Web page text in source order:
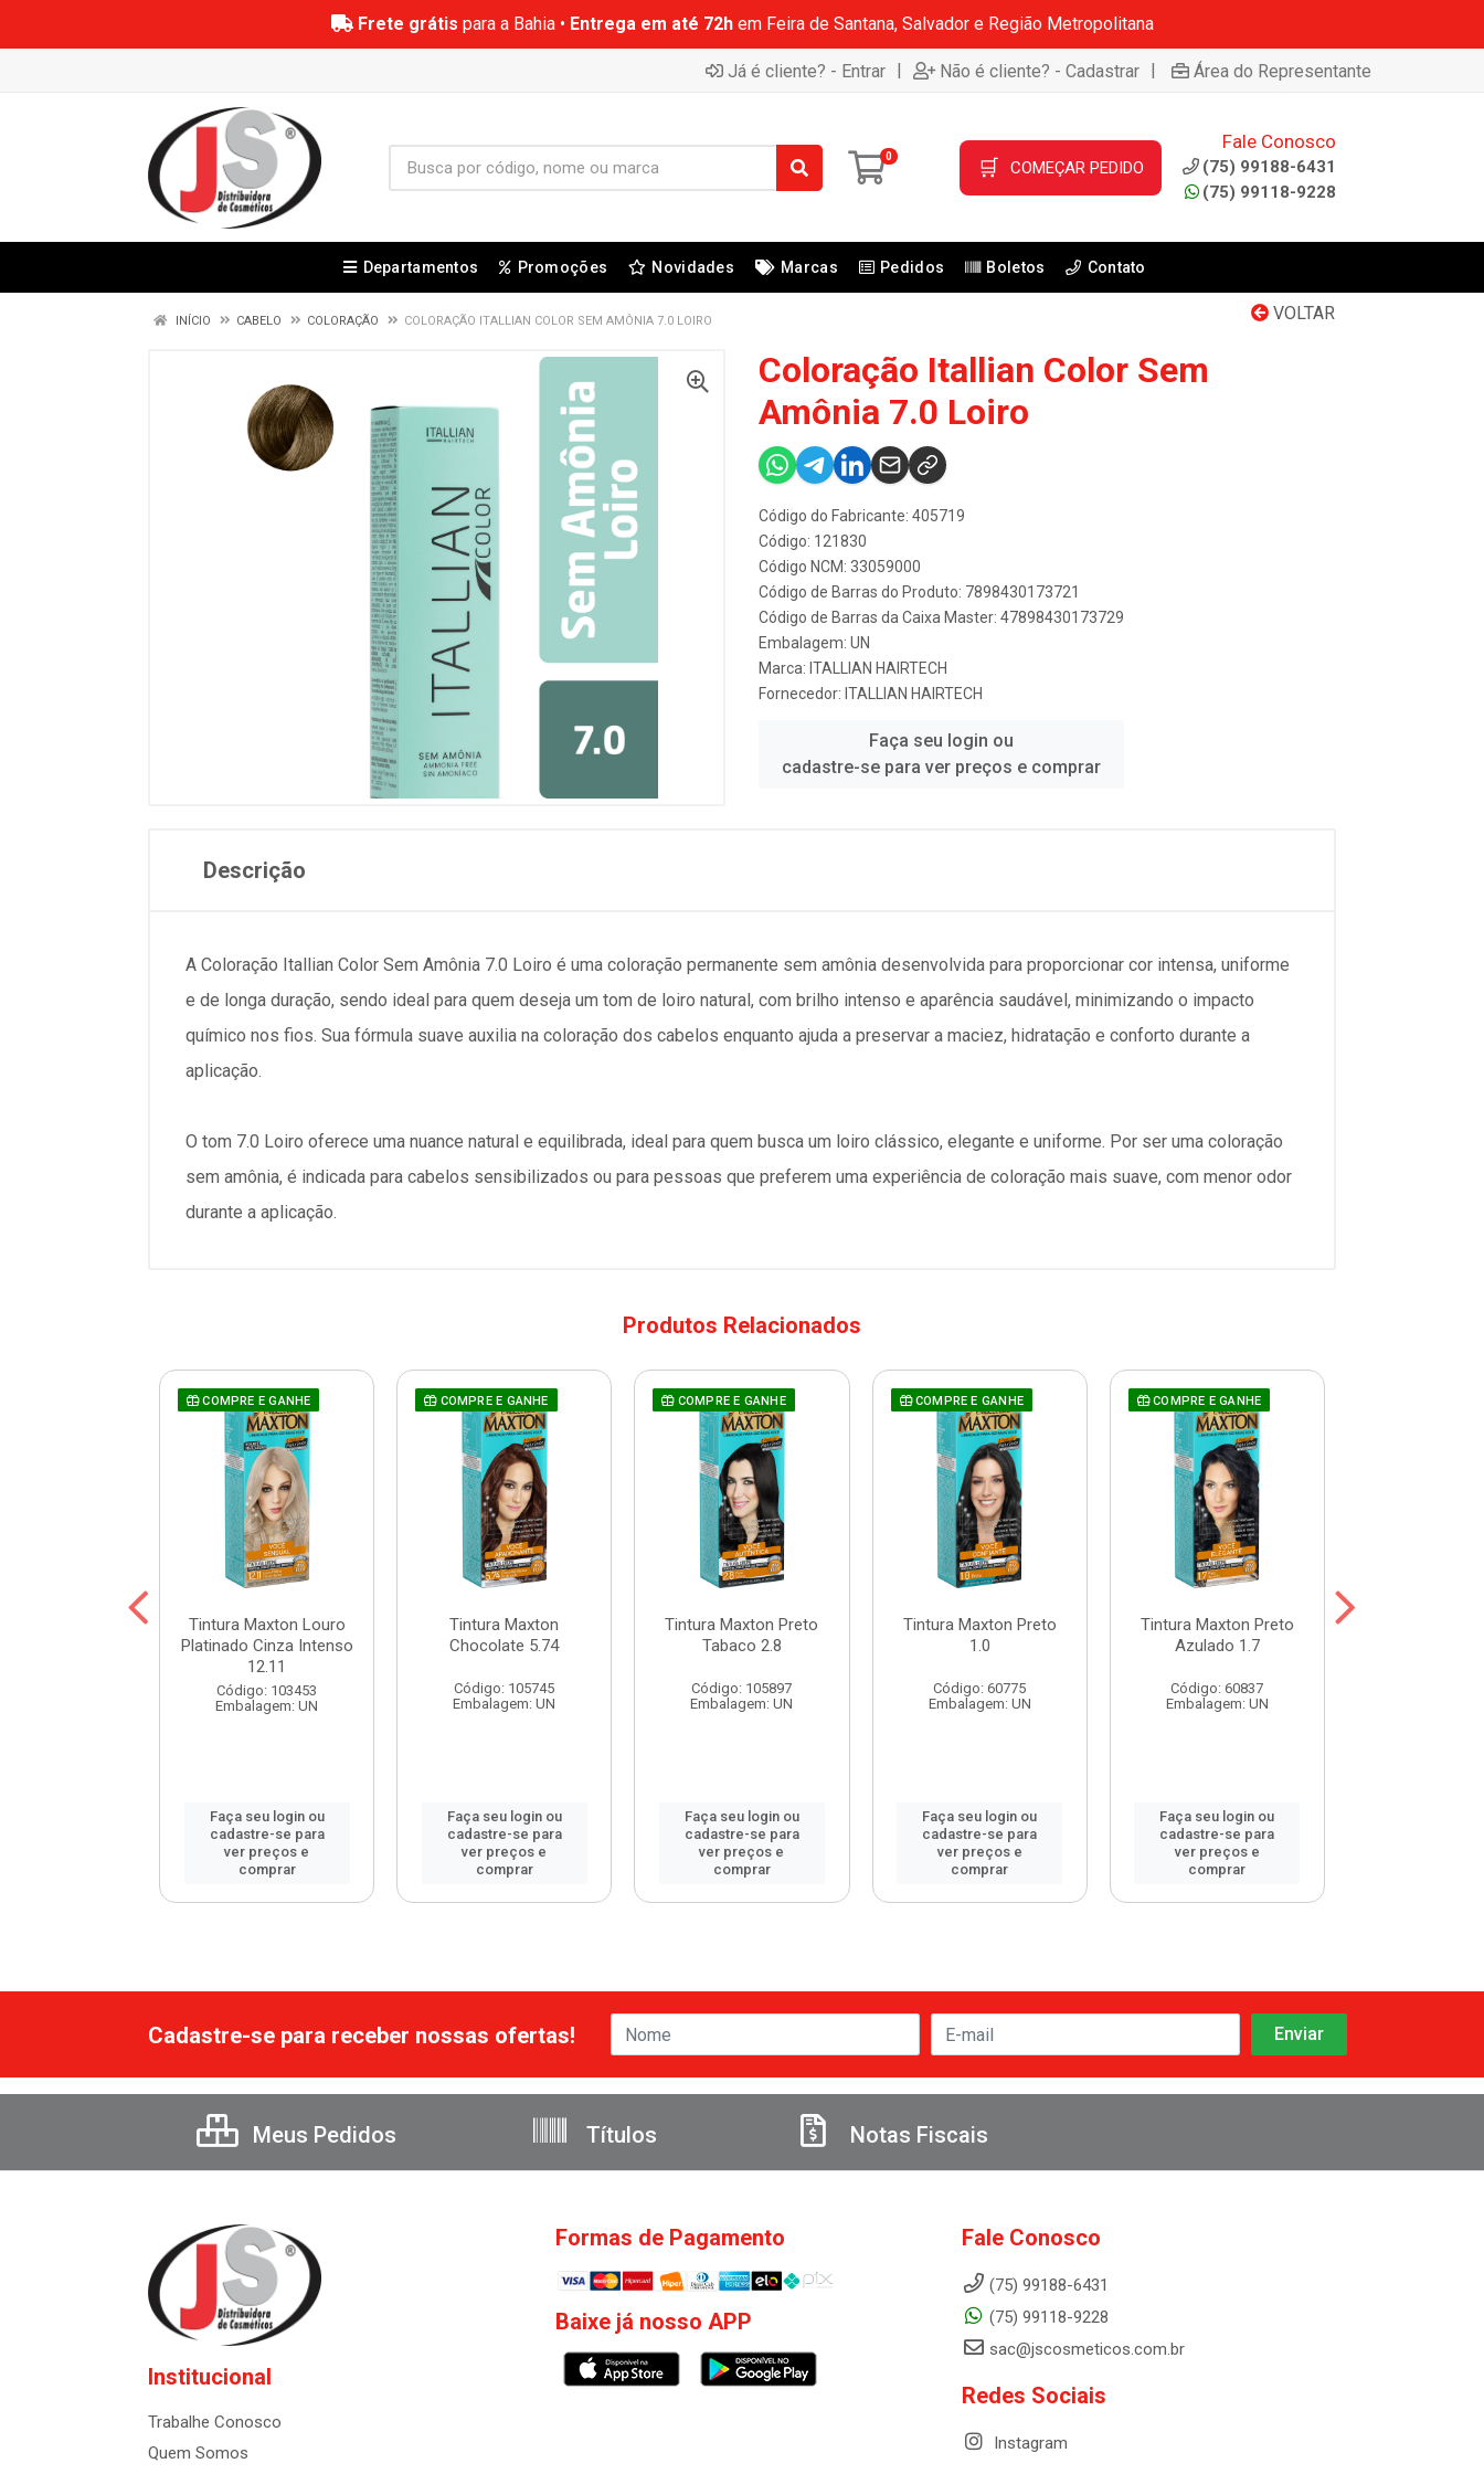
Frete grátis para a Bahia • Entrega em até 72hem Feira de Santana, Salvador e Região Metropolitana
Já é cliente? - Entrar | Não é cliente? - Cadastrar | Área do Representante
0 🛒 COMEÇAR PEDIDO
Fale Conosco
(75) 99188-6431
(75) 99118-9228
Departamentos Promoções Novidades Marcas Pedidos Boletos Contato
VOLTAR
INÍCIO CABELO COLORAÇÃO COLORAÇÃO ITALLIAN COLOR SEM AMÔNIA 7.0 LOIRO
Coloração Itallian Color Sem
Amônia 7.0 Loiro
Código do Fabricante: 405719
Código: 121830
Código NCM: 33059000
Código de Barras do Produto: 7898430173721
Código de Barras da Caixa Master: 47898430173729
Embalagem: UN
Marca: ITALLIAN HAIRTECH
Fornecedor: ITALLIAN HAIRTECH
Faça seu login ou
cadastre-se para ver preços e comprar
Descrição
A Coloração Itallian Color Sem Amônia 7.0 Loiro é uma coloração permanente sem amônia desenvolvida para proporcionar cor intensa, uniforme
e de longa duração, sendo ideal para quem deseja um tom de loiro natural, com brilho intenso e aparência saudável, minimizando o impacto
químico nos fios. Sua fórmula suave auxilia na coloração dos cabelos enquanto ajuda a preservar a maciez, hidratação e conforto durante a
aplicação.
O tom 7.0 Loiro oferece uma nuance natural e equilibrada, ideal para quem busca um loiro clássico, elegante e uniforme. Por ser uma coloração
sem amônia, é indicada para cabelos sensibilizados ou para pessoas que preferem uma experiência de coloração mais suave, com menor odor
durante a aplicação.
Produtos Relacionados
COMPRE E GANHE
Tintura Maxton Louro
Platinado Cinza Intenso
12.11
Código: 103453
Embalagem: UN
Faça seu login ou
cadastre-se para
ver preços e
comprar
COMPRE E GANHE
Tintura Maxton
Chocolate 5.74
Código: 105745
Embalagem: UN
Faça seu login ou
cadastre-se para
ver preços e
comprar
COMPRE E GANHE
Tintura Maxton Preto
Tabaco 2.8
Código: 105897
Embalagem: UN
Faça seu login ou
cadastre-se para
ver preços e
comprar
COMPRE E GANHE
Tintura Maxton Preto
1.0
Código: 60775
Embalagem: UN
Faça seu login ou
cadastre-se para
ver preços e
comprar
COMPRE E GANHE
Tintura Maxton Preto
Azulado 1.7
Código: 60837
Embalagem: UN
Faça seu login ou
cadastre-se para
ver preços e
comprar
Cadastre-se para receber nossas ofertas!
Meus Pedidos Títulos Notas Fiscais
Institucional
Trabalhe Conosco
Quem Somos
Formas de Pagamento
Baixe já nosso APP
Fale Conosco
(75) 99188-6431
(75) 99118-9228
sac@jscosmeticos.com.br
Redes Sociais
Instagram